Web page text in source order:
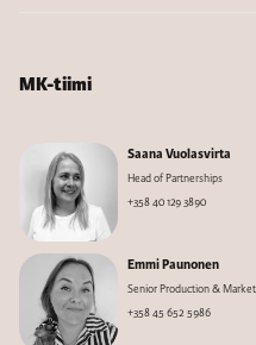
MK-tiimi
Saana Vuolasvirta
Head of Partnerships
+358 40 129 3890
Emmi Paunonen
Senior Production &
+358 45 652 5986